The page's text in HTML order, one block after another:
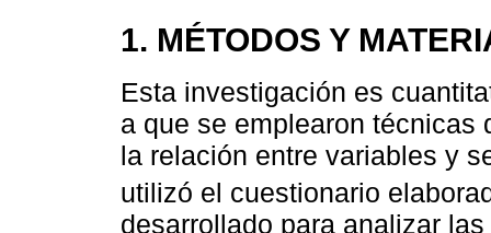
1. MÉTODOS Y
Esta investigación es
a que se emplearon
la relación entre variables y
utilizó el cuestionario
desarrollado para analizar